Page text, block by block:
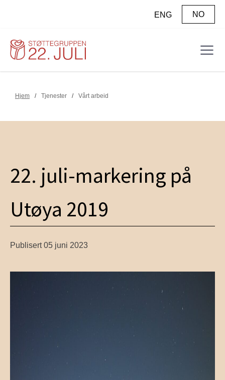
ENG NO
Hjem / Tjenester / Vårt arbeid
22. juli-markering på
Utøya 2019
Publisert 05 juni 2023